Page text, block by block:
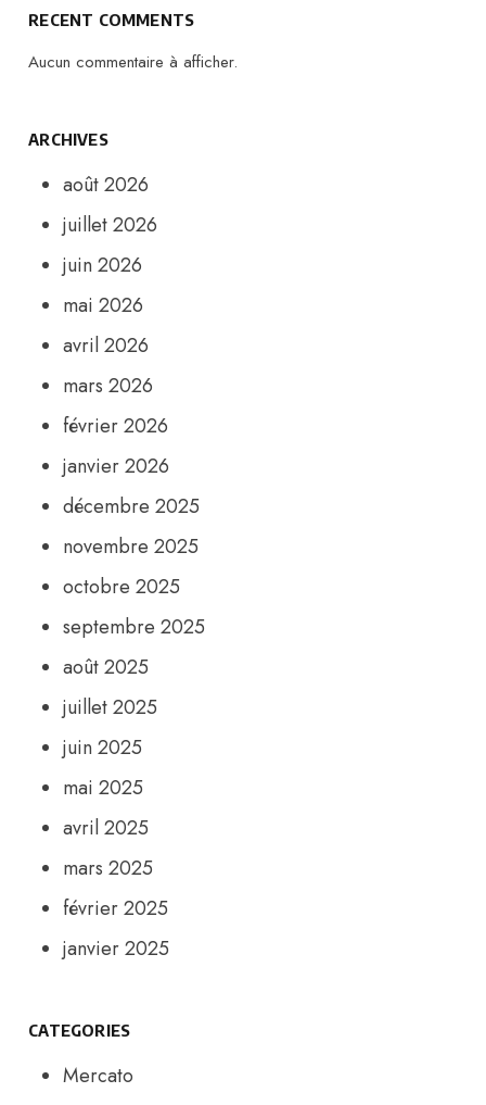
RECENT COMMENTS
Aucun commentaire à afficher.
ARCHIVES
août 2026
juillet 2026
juin 2026
mai 2026
avril 2026
mars 2026
février 2026
janvier 2026
décembre 2025
novembre 2025
octobre 2025
septembre 2025
août 2025
juillet 2025
juin 2025
mai 2025
avril 2025
mars 2025
février 2025
janvier 2025
CATEGORIES
Mercato